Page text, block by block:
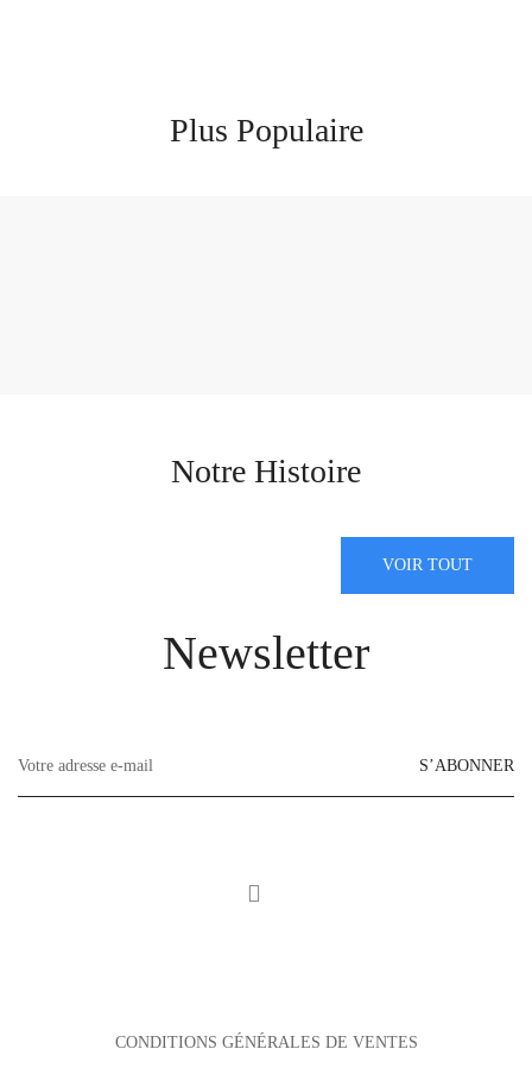
Plus Populaire
Notre Histoire
VOIR TOUT
Newsletter
S’ABONNER
CONDITIONS GÉNÉRALES DE VENTES